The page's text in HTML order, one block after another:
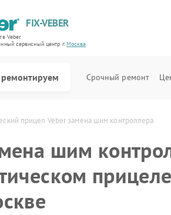
FIX-VEBER
Veber
cервисный центр г.Москва
Срочный ремонт
прицел Veber замена шим контроллера
шим